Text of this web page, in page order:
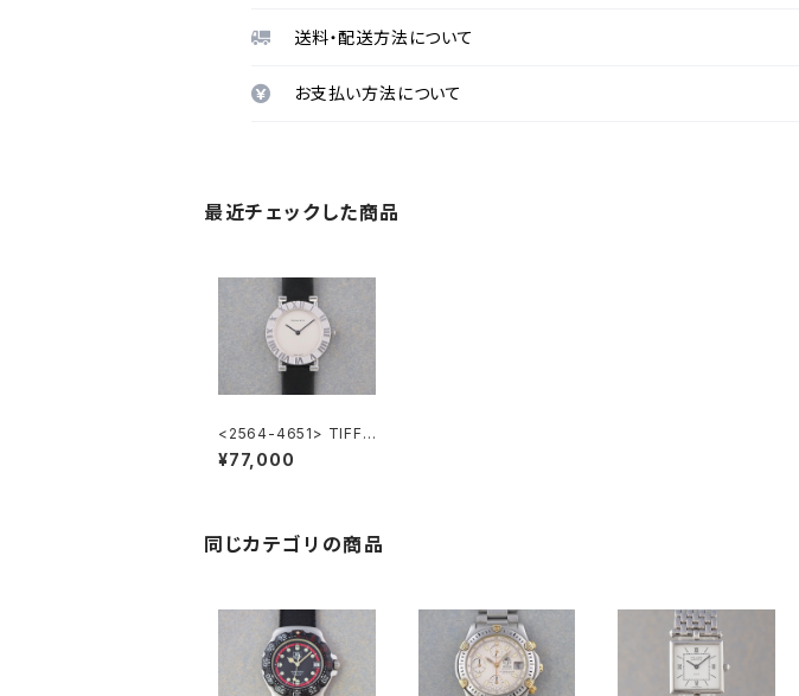
送料・配送方法について
お支払い方法について
最近チェックした商品
<2564-4651> TIFFA
NY & Co. Atlas
¥77,000
同じカテゴリの商品